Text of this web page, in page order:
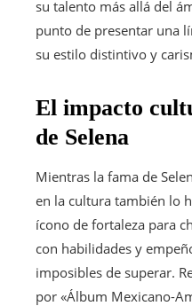
su talento más allá del
punto de presentar una
su estilo distintivo y
El impacto
de Selena
Mientras la fama de
en la cultura también lo
ícono de fortaleza para
con habilidades y
imposibles de superar.
por «Álbum Mexicano-